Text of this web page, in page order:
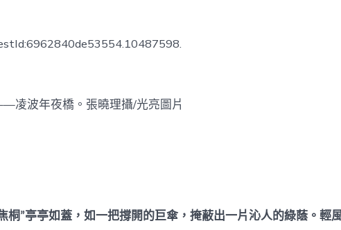
的
壯
凌波年夜橋。張曉理攝/光亮圖片
桐”亭亭如蓋，如一把撐開的巨傘，掩蔽出一片沁人的綠蔭。